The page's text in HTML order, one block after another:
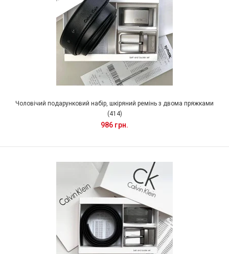
Чоловічий подарунковий набір, шкіряний ремінь з двома пряжками
(414)
986 грн.